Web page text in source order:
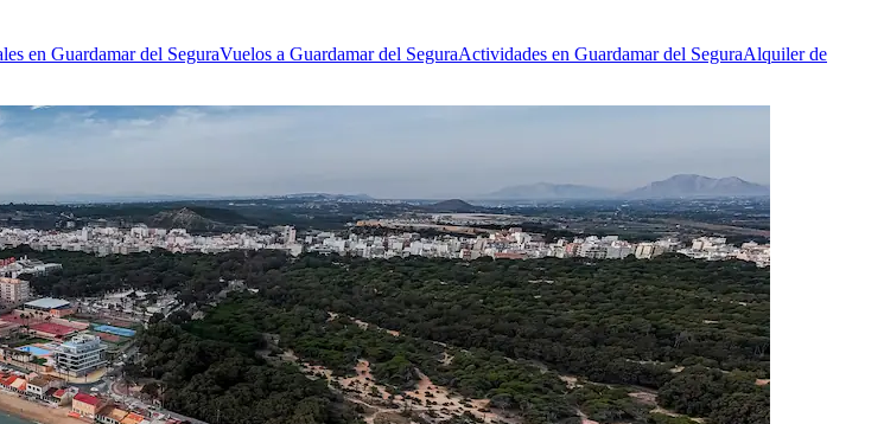
en Guardamar del SeguraVuelos a Guardamar del SeguraActividades en Guardamar del SeguraAlquiler de